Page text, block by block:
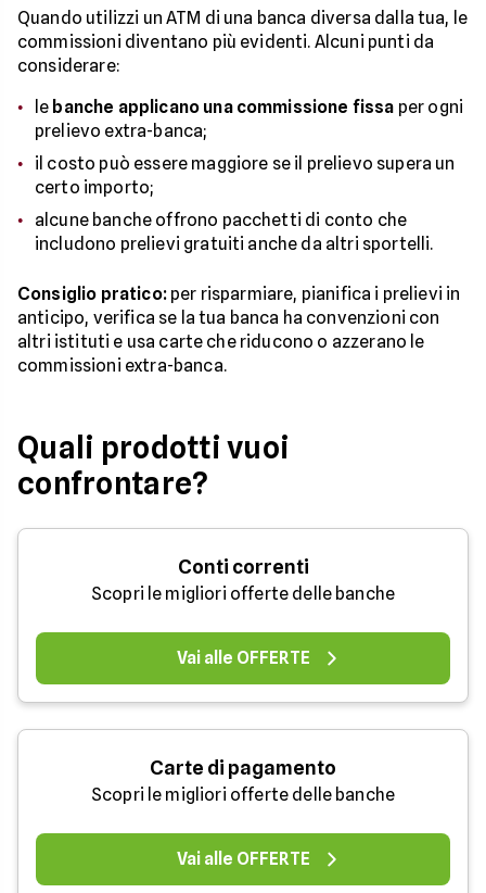
Quando utilizzi un ATM di una banca diversa dalla tua, le
commissioni diventano più evidenti. Alcuni punti da
considerare:
le banche applicano una commissione fissa per ogni
prelievo extra-banca;
il costo può essere maggiore se il prelievo supera un
certo importo;
alcune banche offrono pacchetti di conto che
includono prelievi gratuiti anche da altri sportelli.
Consiglio pratico:per risparmiare, pianifica i prelievi in
anticipo, verifica se la tua banca ha convenzioni con
altri istituti e usa carte che riducono o azzerano le
commissioni extra-banca.
Quali prodotti vuoi
confrontare?
Conti correnti
Scopri le migliori offerte delle banche
Vai alle OFFERTE
Carte di pagamento
Scopri le migliori offerte delle banche
Vai alle OFFERTE